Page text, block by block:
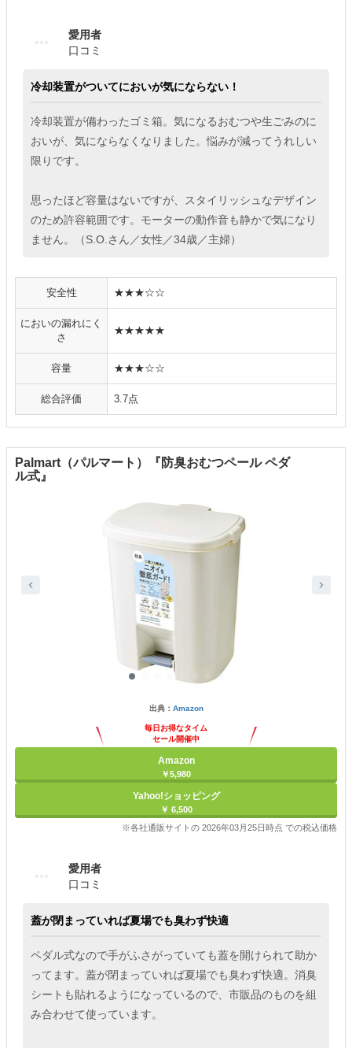
愛用者
口コミ
冷却装置がついてにおいが気にならない！
冷却装置が備わったゴミ箱。気になるおむつや生ごみのに
おいが、気にならなくなりました。悩みが減ってうれしい
限りです。
思ったほど容量はないですが、スタイリッシュなデザイン
のため許容範囲です。モーターの動作音も静かで気になり
ません。（S.O.さん／女性／34歳／主婦）
安全性 ★★★☆☆
においの漏れにく
さ
★★★★★
容量 ★★★☆☆
総合評価 3.7点
Palmart（パルマート）『防臭おむつペール ペダ
ル式』
出典： Amazon
毎日お得なタイム
セール開催中
Amazon
￥5,980
Yahoo!ショッピング
￥ 6,500
※各社通販サイトの 2026年03月25日時点 での税込価格
愛用者
口コミ
蓋が閉まっていれば夏場でも臭わず快適
ペダル式なので手がふさがっていても蓋を開けられて助か
ってます。蓋が閉まっていれば夏場でも臭わず快適。消臭
シートも貼れるようになっているので、市販品のものを組
み合わせて使っています。